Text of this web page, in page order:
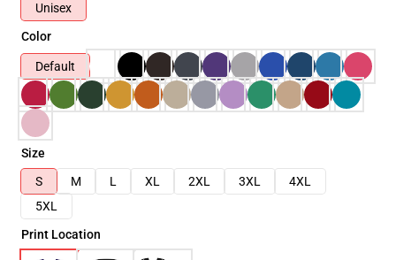
Unisex
Color
Default
Size
S
M L XL 2XL 3XL
4XL
5XL
Print Location